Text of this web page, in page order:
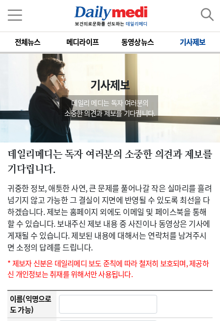
전체뉴스 메디라이프 동영상뉴스 기사제보
기사제보
데일리 메디는 독자 여러분의
소중한 의견과 제보를 기다립니다.
데일리메디는 독자 여러분의 소중한 의견과 제보를
기다립니다.
귀중한 정보, 애틋한 사연, 큰 문제를 풀어나갈 작은 실마리를 흘려
넘기지 않고 가능한 그 결실이 지면에 반영될 수 있도록 최선을 다
하겠습니다. 제보는 홈페이지 외에도 이메일 및 페이스북을 통해
할 수 있습니다. 보내주신 제보 내용 중 사진이나 동영상은 기사에
게재될 수 있습니다. 제보된 내용에 대해서는 연락처를 남겨주시
면 소정의 답례를 드립니다.
* 제보자 신분은 데일리메디 보도 준칙에 따라 철저히 보호되며, 제공하
신 개인정보는 취재를 위해서만 사용됩니다.
이름(익명으로
도 가능)